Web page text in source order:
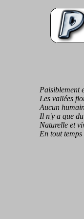
Paisiblement
Les vallées
Aucun humain
Il n'y a que du
Naturelle et
En tout temps